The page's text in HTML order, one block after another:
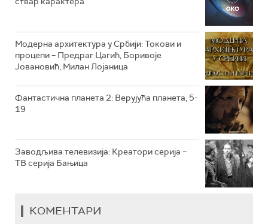
Модерна архитектура у Србији: Токови и
процепи – Предраг Цагић, Боривоје
Јовановић, Милан Лојаница
Фантастична планета 2: Верујућа планета, 5-
19
Заводљива телевизија: Креатори серија –
ТВ серија Бањица
КОМЕНТАРИ